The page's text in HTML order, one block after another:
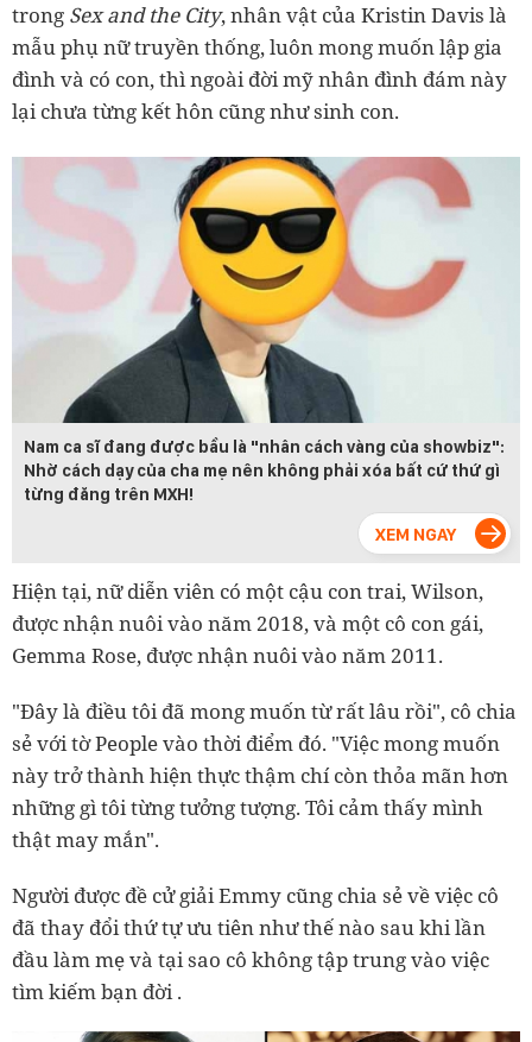
trong Sex and the City, nhân vật của Kristin Davis là
mẫu phụ nữ truyền thống, luôn mong muốn lập gia
đình và có con, thì ngoài đời mỹ nhân đình đám này
lại chưa từng kết hôn cũng như sinh con.
Nam ca sĩ đang được bầu là "nhân cách vàng của showbiz":
Nhờ cách dạy của cha mẹ nên không phải xóa bất cứ thứ gì
từng đăng trên MXH!
Hiện tại, nữ diễn viên có một cậu con trai, Wilson,
được nhận nuôi vào năm 2018, và một cô con gái,
Gemma Rose, được nhận nuôi vào năm 2011.
"Đây là điều tôi đã mong muốn từ rất lâu rồi", cô chia
sẻ với tờ People vào thời điểm đó. "Việc mong muốn
này trở thành hiện thực thậm chí còn thỏa mãn hơn
những gì tôi từng tưởng tượng. Tôi cảm thấy mình
thật may mắn".
Người được đề cử giải Emmy cũng chia sẻ về việc cô
đã thay đổi thứ tự ưu tiên như thế nào sau khi lần
đầu làm mẹ và tại sao cô không tập trung vào việc
tìm kiếm bạn đời .